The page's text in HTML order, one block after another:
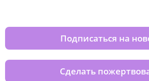
Подписаться на
Сделать